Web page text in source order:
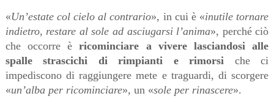
«Un’estate col cielo al contrario», in cui è «inutile tornare
indietro, restare al sole ad asciugarsi l’anima», perché ciò
che occorre èricominciare a vivere lasciandosi alle
spalle strascichi di rimpianti e rimorsi che ci
impediscono di raggiungere mete e traguardi, di scorgere
«un’alba per ricominciare», un «sole per rinascere».